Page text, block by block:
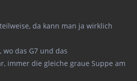
da kann man ja wirklich
das G7 und das
immer die gleiche graue Suppe am